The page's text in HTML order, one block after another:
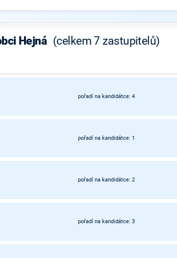
Hejná (celkem 7 zastupitelů)
pořadí na kandidátce: 4
pořadí na kandidátce: 1
pořadí na kandidátce: 2
pořadí na kandidátce: 3